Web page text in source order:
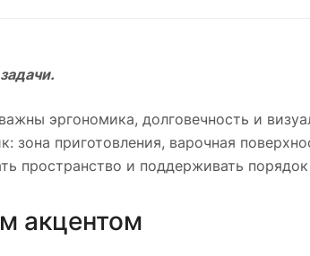
эргономика, долговечность и
приготовления, варочная
пространство и поддерживать
акцентом